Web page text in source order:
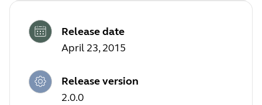
Release date
April 23, 2015
Release version
2.0.0